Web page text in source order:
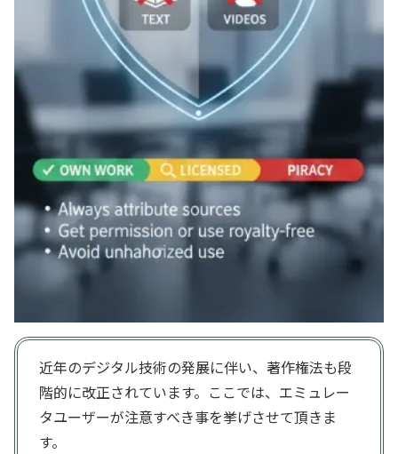
近年のデジタル技術の発展に伴い、著作権法も段
階的に改正されています。ここでは、エミュレー
タユーザーが注意すべき事を挙げさせて頂きま
す。